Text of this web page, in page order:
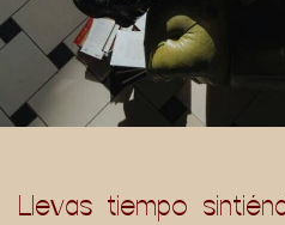
Llevas tiempo